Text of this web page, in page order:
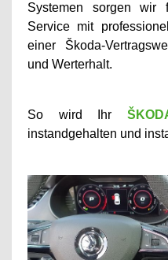
Systemen sorgen wir
Service mit
einer Škoda-
und Werterhalt.
So wird Ihr
instandgehalten und